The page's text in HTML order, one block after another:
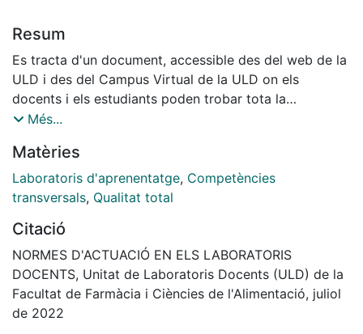
Resum
Es tracta d'un document, accessible des del web de la
ULD i des del Campus Virtual de la ULD on els
docents i els estudiants poden trobar tota la
informació que han de conèixer abans d'accedir a un
Més...
Matèries
Laboratoris d'aprenentatge, Competències
transversals, Qualitat total
Citació
NORMES D'ACTUACIÓ EN ELS LABORATORIS
DOCENTS, Unitat de Laboratoris Docents (ULD) de la
Facultat de Farmàcia i Ciències de l'Alimentació, juliol
de 2022